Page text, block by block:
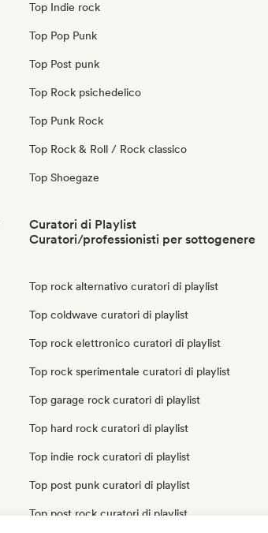
Top Indie rock
Top Pop Punk
Top Post punk
Top Rock psichedelico
Top Punk Rock
Top Rock & Roll / Rock classico
Top Shoegaze
Curatori di Playlist
Curatori/professionisti per sottogenere
Top rock alternativo curatori di playlist
Top coldwave curatori di playlist
Top rock elettronico curatori di playlist
Top rock sperimentale curatori di playlist
Top garage rock curatori di playlist
Top hard rock curatori di playlist
Top indie rock curatori di playlist
Top post punk curatori di playlist
Top post rock curatori di playlist